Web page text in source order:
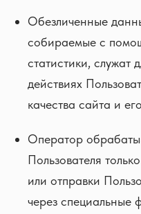
Обезличенные
собираемые с
статистики,
действиях
качества сайта и
Оператор
Пользователя
или отправки
через